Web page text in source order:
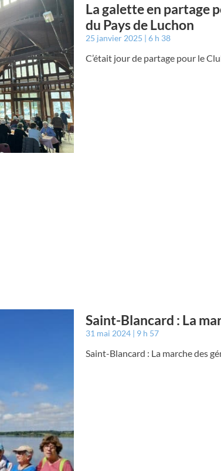
La galette en partage
du Pays de Luchon
25 janvier 2025 6 h 38
C’était jour de partage pour le
Saint-Blancard : La
31 mai 2024 9 h 57
Saint-Blancard : La marche des